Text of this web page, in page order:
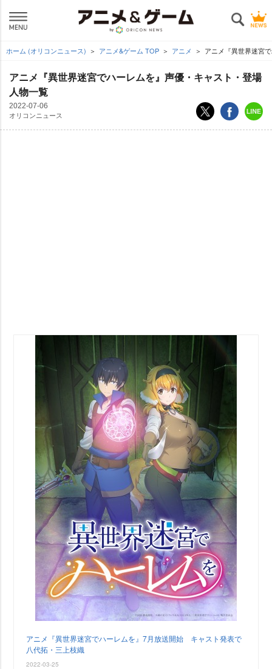
ホーム (オリコンニュース) アニメ&ゲーム TOP アニメ アニメ『異世界迷宮
アニメ『異世界迷宮でハーレムを』声優・キャスト・登場
人物一覧
2022-07-06
オリコンニュース
アニメ『異世界迷宮でハーレムを』7月放送開始 キャスト発表で
八代拓・三上枝織
2022-03-25